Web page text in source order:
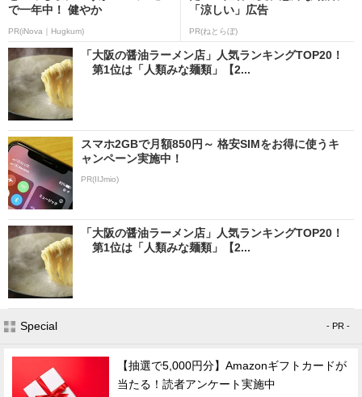
で一年中！ 健やか
PR(iNova｜Hugkum)
「涼しい」広告
PR(ねとらぼ)
「大阪の醤油ラーメン店」人気ランキングTOP20！
第1位は「人類みな麺類」【2...
スマホ2GBで月額850円～ 格安SIMをお得に使うキ
ャンペーン実施中！
PR(IIJmio)
「大阪の醤油ラーメン店」人気ランキングTOP20！
第1位は「人類みな麺類」【2...
Special - PR -
【抽選で5,000円分】Amazonギフトカードが
当たる！読者アンケート実施中